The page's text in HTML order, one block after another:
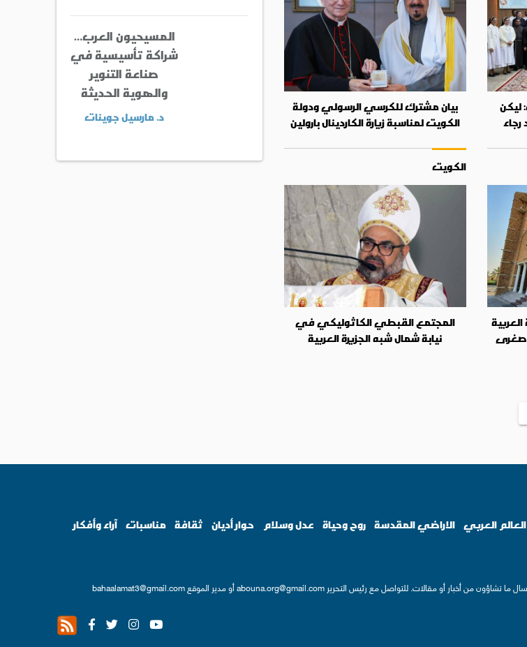
ليكن
بيان مشترك للكرسي الرسولي ودولة
الكويت لمناسبة زيارة الكاردينال بارولين
صغرى
الكويت
المجتمع القبطي الكاثوليكي في
نيابة شمال شبه الجزيرة العربية
المسيحيون العرب…
شراكة تأسيسية في
صناعة التنوير
والهوية الحديثة
د. مارسيل جوينات
العالم العربي الاراضي المقدسة روح وحياة عدل وسلام حوار أديان ثقافة مناسبات آراء وأفكار
ما تشاؤون من أخبار أو مقالات. للتواصل مع رئيس التحريرabouna.org@gmail.comأو مدير الموقعbahaalamat3@gmail.com